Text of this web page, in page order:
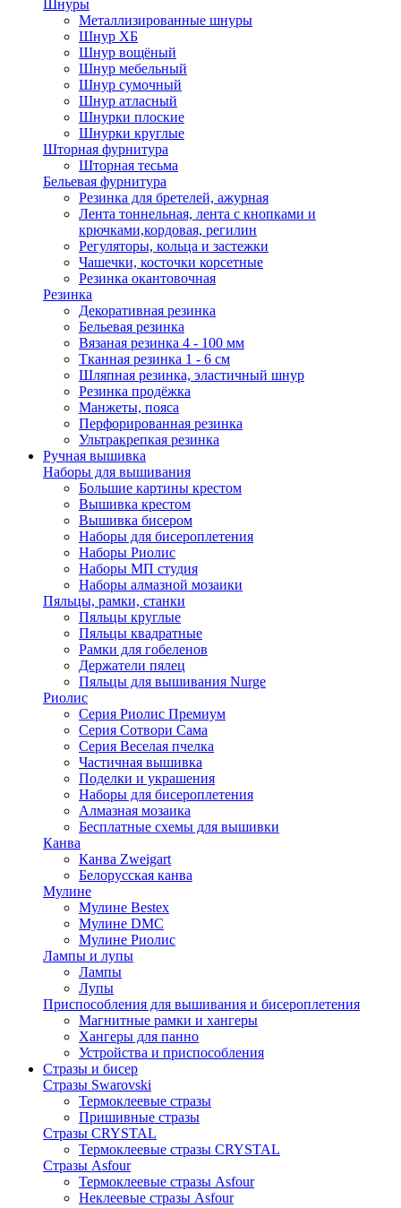
Шнуры
Металлизированные шнуры
Шнур ХБ
Шнур вощёный
Шнур мебельный
Шнур сумочный
Шнур атласный
Шнурки плоские
Шнурки круглые
Шторная фурнитура
Шторная тесьма
Бельевая фурнитура
Резинка для бретелей, ажурная
Лента тоннельная, лента с кнопками и
крючками,кордовая, регилин
Регуляторы, кольца и застежки
Чашечки, косточки корсетные
Резинка окантовочная
Резинка
Декоративная резинка
Бельевая резинка
Вязаная резинка 4 - 100 мм
Тканная резинка 1 - 6 см
Шляпная резинка, эластичный шнур
Резинка продёжка
Манжеты, пояса
Перфорированная резинка
Ультракрепкая резинка
Ручная вышивка
Наборы для вышивания
Большие картины крестом
Вышивка крестом
Вышивка бисером
Наборы для бисероплетения
Наборы Риолис
Наборы МП студия
Наборы алмазной мозаики
Пяльцы, рамки, станки
Пяльцы круглые
Пяльцы квадратные
Рамки для гобеленов
Держатели пялец
Пяльцы для вышивания Nurge
Риолис
Серия Риолис Премиум
Серия Сотвори Сама
Серия Веселая пчелка
Частичная вышивка
Поделки и украшения
Наборы для бисероплетения
Алмазная мозаика
Бесплатные схемы для вышивки
Канва
Канва Zweigart
Белорусская канва
Мулине
Мулине Bestex
Мулине DMC
Мулине Риолис
Лампы и лупы
Лампы
Лупы
Приспособления для вышивания и бисероплетения
Магнитные рамки и хангеры
Хангеры для панно
Устройства и приспособления
Стразы и бисер
Стразы Swarovski
Термоклеевые стразы
Пришивные стразы
Стразы CRYSTAL
Термоклеевые стразы CRYSTAL
Стразы Asfour
Термоклеевые стразы Asfour
Неклеевые стразы Asfour